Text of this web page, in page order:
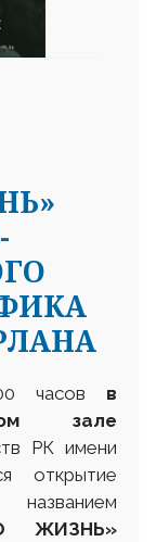
часов в
зале
РК имени
открытие
ЖИЗНЬ»